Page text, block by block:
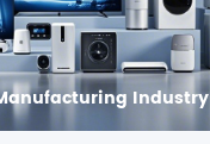
Industry